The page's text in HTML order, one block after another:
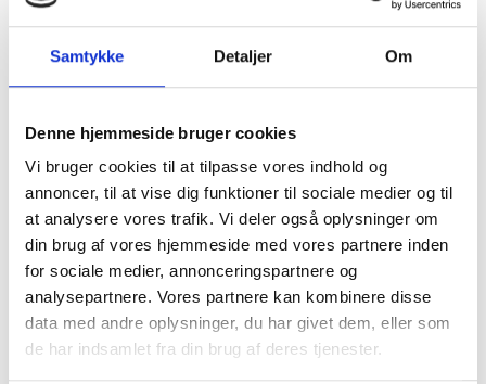
Samtykke Detaljer Om
Denne hjemmeside bruger cookies
Vi bruger cookies til at tilpasse vores indhold og
annoncer, til at vise dig funktioner til sociale medier og til
at analysere vores trafik. Vi deler også oplysninger om
din brug af vores hjemmeside med vores partnere inden
for sociale medier, annonceringspartnere og
analysepartnere. Vores partnere kan kombinere disse
data med andre oplysninger, du har givet dem, eller som
de har indsamlet fra din brug af deres tjenester.